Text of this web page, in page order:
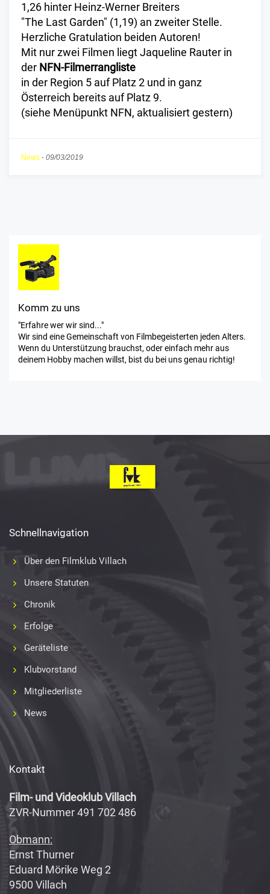
1,26 hinter Heinz-Werner Breiters
"The Last Garden" (1,19) an zweiter Stelle.
Herzliche Gratulation beiden Autoren!
Mit nur zwei Filmen liegt Jaqueline Rauter in
der NFN-Filmerrangliste
in der Region 5 auf Platz 2 und in ganz
Österreich bereits auf Platz 9.
(siehe Menüpunkt NFN, aktualisiert gestern)
News - 09/03/2019
Komm zu uns
"Erfahre wer wir sind..."
Wir sind eine Gemeinschaft von Filmbegeisterten jeden Alters.
Wenn du Unterstützung brauchst, oder einfach mehr aus
deinem Hobby machen willst, bist du bei uns genau richtig!
Schnellnavigation
Über den Filmklub Villach
Unsere Statuten
Chronik
Erfolge
Geräteliste
Klubvorstand
Mitgliederliste
News
Kontakt
Film- und Videoklub Villach
ZVR-Nummer 491 702 486
Obmann:
Ernst Thurner
Eduard Mörike Weg 2
9500 Villach